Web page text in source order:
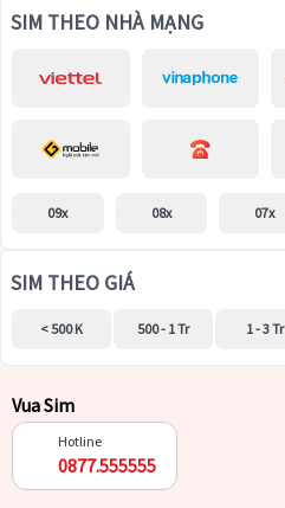
SIM THEO NHÀ MẠNG
09x 08x 07x
SIM THEO GIÁ
< 500 K 500 - 1 Tr 1 - 3 Tr
Vua Sim
Hotline
0877.555555